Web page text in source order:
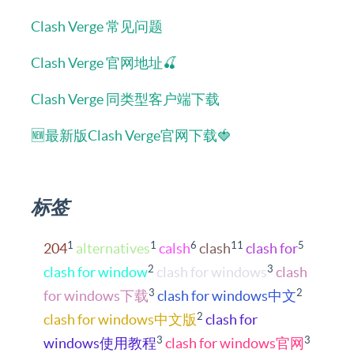
Clash Verge 常见问题
Clash Verge 官网地址🍒
Clash Verge 同类型客户端下载
🆕最新版Clash Verge官网下载🍓
标签
2041 alternatives1 calsh6 clash11 clash for5
clash for window2 clash for windows3 clash
for windows下载3 clash for windows中文2
clash for windows中文版 2 clash for
windows使用教程3 clash for windows官网 3